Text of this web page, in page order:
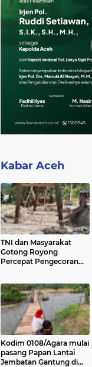
Kabar Aceh
TNI dan Masyarakat
Gotong Royong
Percepat Pengecoran
Aceh Tenggara
Kodim 0108/Agara mulai
pasang Papan Lantai
Jembatan Gantung di